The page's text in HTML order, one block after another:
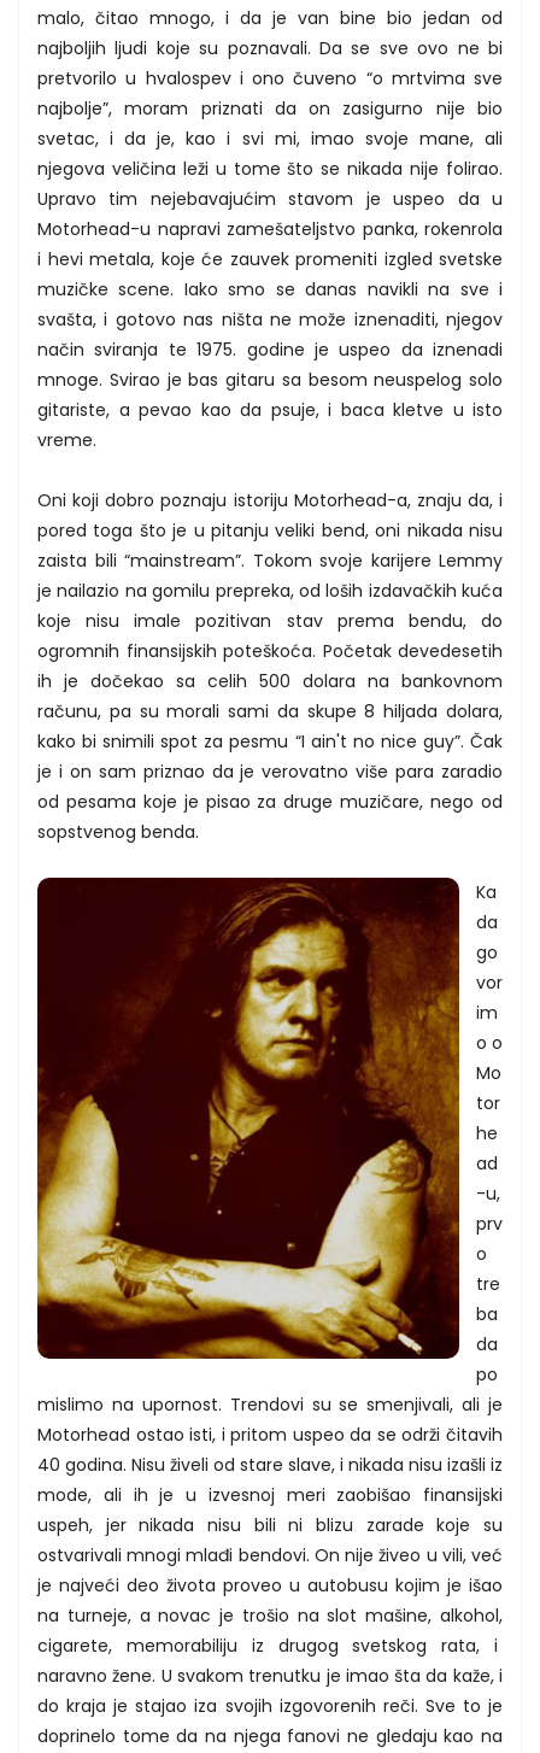
malo, čitao mnogo, i da je van bine bio jedan od
najboljih ljudi koje su poznavali. Da se sve ovo ne bi
pretvorilo u hvalospev i ono čuveno “o mrtvima sve
najbolje”, moram priznati da on zasigurno nije bio
svetac, i da je, kao i svi mi, imao svoje mane, ali
njegova veličina leži u tome što se nikada nije folirao.
Upravo tim nejebavajućim stavom je uspeo da u
Motorhead-u napravi zamešateljstvo panka, rokenrola
i hevi metala, koje će zauvek promeniti izgled svetske
muzičke scene. Iako smo se danas navikli na sve i
svašta, i gotovo nas ništa ne može iznenaditi, njegov
način sviranja te 1975. godine je uspeo da iznenadi
mnoge. Svirao je bas gitaru sa besom neuspelog solo
gitariste, a pevao kao da psuje, i baca kletve u isto
vreme.
Oni koji dobro poznaju istoriju Motorhead-a, znaju da, i
pored toga što je u pitanju veliki bend, oni nikada nisu
zaista bili “mainstream”. Tokom svoje karijere Lemmy
je nailazio na gomilu prepreka, od loših izdavačkih kuća
koje nisu imale pozitivan stav prema bendu, do
ogromnih finansijskih poteškoća. Početak devedesetih
ih je dočekao sa celih 500 dolara na bankovnom
računu, pa su morali sami da skupe 8 hiljada dolara,
kako bi snimili spot za pesmu “I ain't no nice guy”. Čak
je i on sam priznao da je verovatno više para zaradio
od pesama koje je pisao za druge muzičare, nego od
sopstvenog benda.
Ka
da
go
vor
im
o o
Mo
tor
he
ad
-u,
prv
o
tre
ba
da
po
mislimo na upornost. Trendovi su se smenjivali, ali je
Motorhead ostao isti, i pritom uspeo da se održi čitavih
40 godina. Nisu živeli od stare slave, i nikada nisu izašli iz
mode, ali ih je u izvesnoj meri zaobišao finansijski
uspeh, jer nikada nisu bili ni blizu zarade koje su
ostvarivali mnogi mlađi bendovi. On nije živeo u vili, već
je najveći deo života proveo u autobusu kojim je išao
na turneje, a novac je trošio na slot mašine, alkohol,
cigarete, memorabiliju iz drugog svetskog rata, i
naravno žene. U svakom trenutku je imao šta da kaže, i
do kraja je stajao iza svojih izgovorenih reči. Sve to je
doprinelo tome da na njega fanovi ne gledaju kao na